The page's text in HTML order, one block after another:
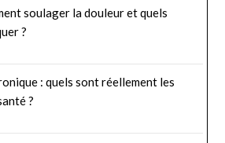
soulager la douleur et quels
?
: quels sont réellement les
?